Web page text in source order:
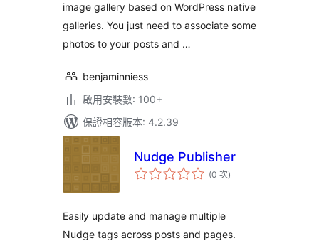
image gallery based on WordPress native
galleries. You just need to associate some
photos to your posts and …
benjaminniess
啟用安裝數: 100+
保證相容版本: 4.2.39
Nudge Publisher
(0 次評
分)
Easily update and manage multiple
Nudge tags across posts and pages.